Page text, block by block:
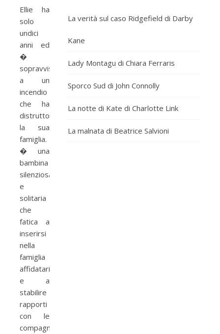
Ellie ha
solo
undici
anni ed
�
sopravvissuta
a un
incendio
che ha
distrutto
la sua
famiglia.
� una
bambina
silenziosa
e
solitaria
che
fatica a
inserirsi
nella
famiglia
affidataria
e a
stabilire
rapporti
con le
compagne
La verità sul caso Ridgefield di Darby
Kane
Lady Montagu di Chiara Ferraris
Sporco Sud di John Connolly
La notte di Kate di Charlotte Link
La malnata di Beatrice Salvioni